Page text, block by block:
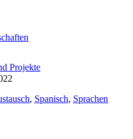
Projekte
, Spanisch, Sprachen